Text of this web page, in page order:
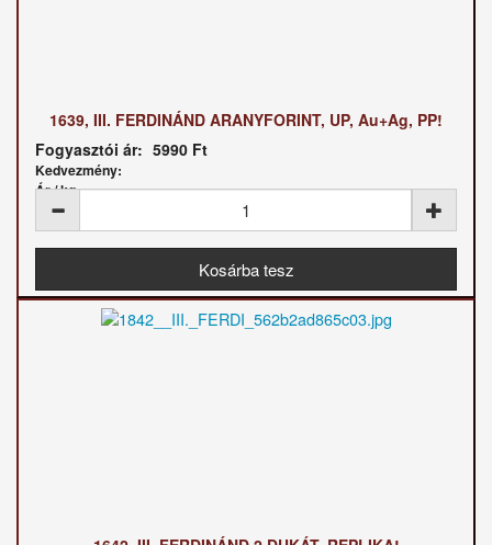
1639, III. FERDINÁND ARANYFORINT, UP, Au+Ag, PP!
Fogyasztói ár: 5990 Ft
Kedvezmény:
Ár / kg: